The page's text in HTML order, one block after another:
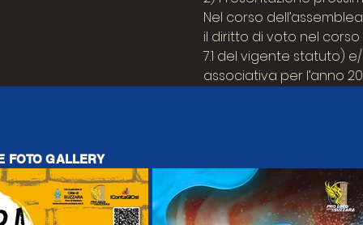
Nel corso
il diritto di voto nel
7.1 del vigente statuto)
associativa per l’anno
FOTO GALLERY